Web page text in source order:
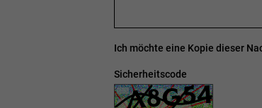
Ich möchte eine Kopie dieser
Sicherheitscode